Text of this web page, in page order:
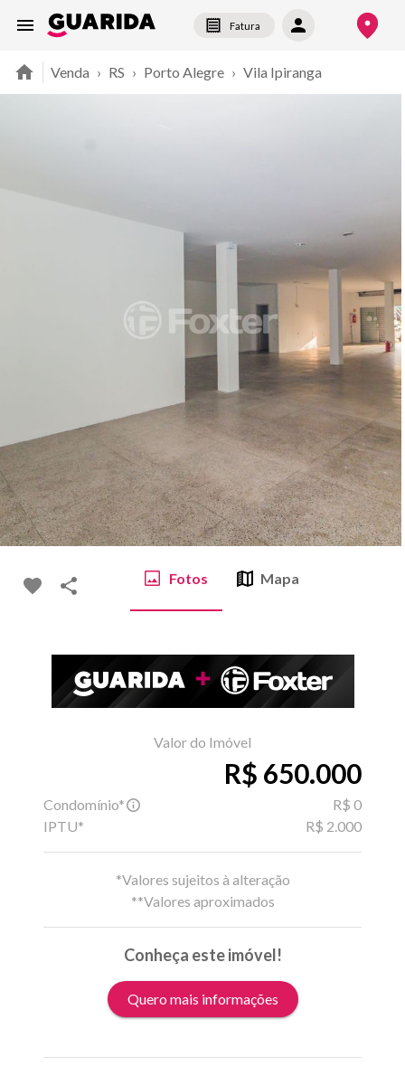
Fatura
Venda › RS › Porto Alegre › Vila Ipiranga
Fotos Mapa
Valor do Imóvel
R$ 650.000
Condomínio*
R$ 0
IPTU*
R$ 2.000
*Valores sujeitos à alteração
**Valores aproximados
Conheça este imóvel!
Quero mais informações